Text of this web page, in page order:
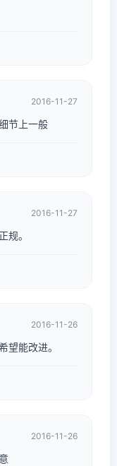
2016-11-27
节上一般
2016-11-27
规。
2016-11-26
望能改进。
2016-11-26